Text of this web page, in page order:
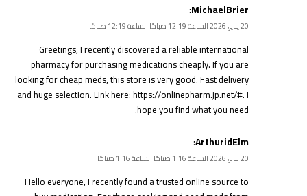
MichaelBrier
:
20 يناير، 2026 الساعة 12:19 صباحًا الساعة 12:19 صباحًا
Greetings, I recently discovered a reliable international
pharmacy for purchasing medications cheaply. If you are
looking for cheap meds, this store is very good. Fast delivery
and huge selection. Link here:https://onlinepharm.jp.net/#. I
hope you find what you need.
ArthuridElm
:
20 يناير، 2026 الساعة 1:16 صباحًا الساعة 1:16 صباحًا
Hello everyone, I recently found a trusted online source to